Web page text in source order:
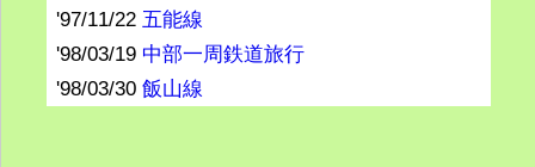
'97/11/22五能線
'98/03/19 中部一周鉄道旅行
'98/03/30飯山線